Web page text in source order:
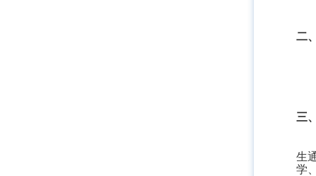
二
三
生
学